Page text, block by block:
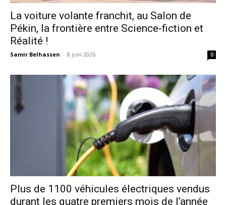
La voiture volante franchit, au Salon de
Pékin, la frontière entre Science-fiction et
Réalité !
Samir Belhassen - 8 juin 2026 0
Plus de 1100 véhicules électriques vendus
durant les quatre premiers mois de l’année